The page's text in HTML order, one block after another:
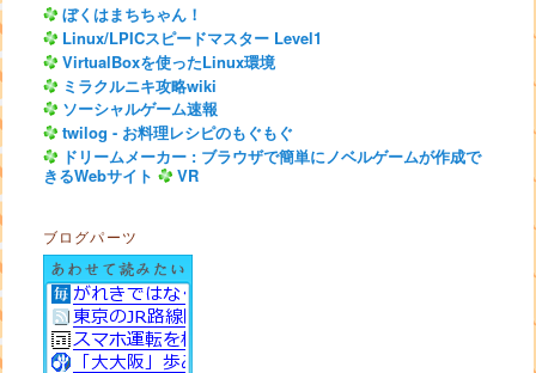
ぼくはまちちゃん！
Linux/LPICスピードマスター Level1
VirtualBoxを使ったLinux環境
ミラクルニキ攻略wiki
ソーシャルゲーム速報
twilog - お料理レシピのもぐもぐ
ドリームメーカー : ブラウザで簡単にノベルゲームが作成で
きるWebサイト
VR
ブログパーツ